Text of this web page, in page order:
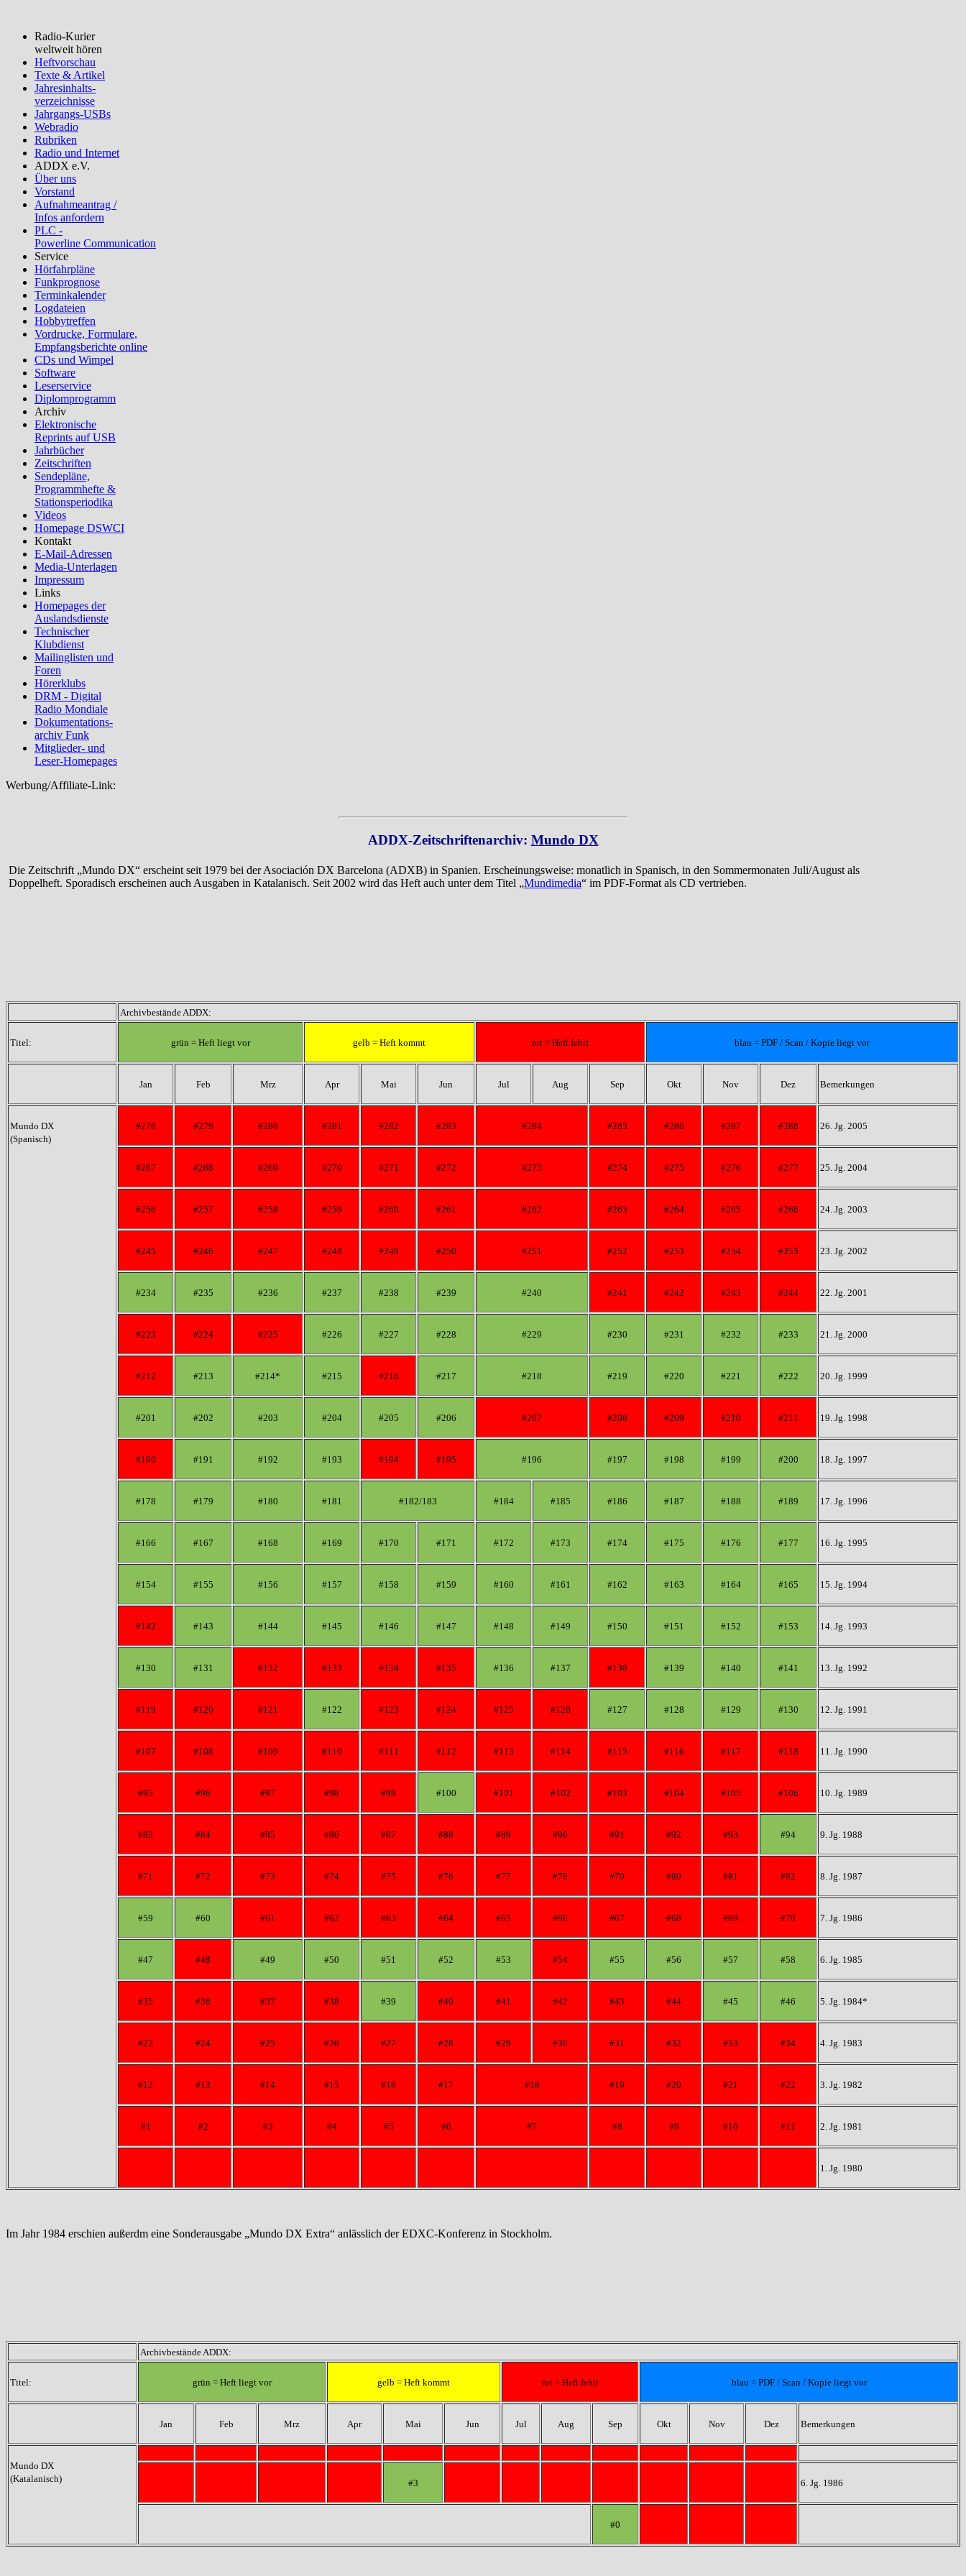
Radio-Kurier
weltweit hören
Heftvorschau
Texte & Artikel
Jahresinhalts-
verzeichnisse
Jahrgangs-USBs
Webradio
Rubriken
Radio und Internet
ADDX e.V.
Über uns
Vorstand
Aufnahmeantrag /
Infos anfordern
PLC -
Powerline Communication
Service
Hörfahrpläne
Funkprognose
Terminkalender
Logdateien
Hobbytreffen
Vordrucke, Formulare,
Empfangsberichte online
CDs und Wimpel
Software
Leserservice
Diplomprogramm
Archiv
Elektronische
Reprints auf USB
Jahrbücher
Zeitschriften
Sendepläne,
Programmhefte &
Stationsperiodika
Videos
Homepage DSWCI
Kontakt
E-Mail-Adressen
Media-Unterlagen
Impressum
Links
Homepages der
Auslandsdienste
Technischer
Klubdienst
Mailinglisten und
Foren
Hörerklubs
DRM - Digital
Radio Mondiale
Dokumentations-
archiv Funk
Mitglieder- und
Leser-Homepages
Werbung/Affiliate-Link:
ADDX-Zeitschriftenarchiv: Mundo DX
Die Zeitschrift „Mundo DX“ erscheint seit 1979 bei der Asociación DX Barcelona (ADXB) in Spanien. Erscheinungsweise: monatlich in Spanisch, in den Sommermonaten Juli/August als
Doppelheft. Sporadisch erscheinen auch Ausgaben in Katalanisch. Seit 2002 wird das Heft auch unter dem Titel „Mundimedia“ im PDF-Format als CD vertrieben.
Archivbestände ADDX:
Titel: grün = Heft liegt vor gelb = Heft kommt rot = Heft fehlt blau = PDF / Scan / Kopie liegt vor
Jan Feb Mrz Apr Mai Jun Jul Aug Sep Okt Nov Dez Bemerkungen
Mundo DX
(Spanisch)
#278 #279 #280 #281 #282 #283 #284 #285 #286 #287 #288 26. Jg. 2005
#267 #268 #269 #270 #271 #272 #273 #274 #275 #276 #277 25. Jg. 2004
#256 #257 #258 #259 #260 #261 #262 #263 #264 #265 #266 24. Jg. 2003
#245 #246 #247 #248 #249 #250 #251 #252 #253 #254 #255 23. Jg. 2002
#234 #235 #236 #237 #238 #239 #240 #241 #242 #243 #244 22. Jg. 2001
#223 #224 #225 #226 #227 #228 #229 #230 #231 #232 #233 21. Jg. 2000
#212 #213 #214* #215 #216 #217 #218 #219 #220 #221 #222 20. Jg. 1999
#201 #202 #203 #204 #205 #206 #207 #208 #209 #210 #211 19. Jg. 1998
#190 #191 #192 #193 #194 #195 #196 #197 #198 #199 #200 18. Jg. 1997
#178 #179 #180 #181 #182/183 #184 #185 #186 #187 #188 #189 17. Jg. 1996
#166 #167 #168 #169 #170 #171 #172 #173 #174 #175 #176 #177 16. Jg. 1995
#154 #155 #156 #157 #158 #159 #160 #161 #162 #163 #164 #165 15. Jg. 1994
#142 #143 #144 #145 #146 #147 #148 #149 #150 #151 #152 #153 14. Jg. 1993
#130 #131 #132 #133 #134 #135 #136 #137 #138 #139 #140 #141 13. Jg. 1992
#119 #120 #121 #122 #123 #124 #125 #126 #127 #128 #129 #130 12. Jg. 1991
#107 #108 #109 #110 #111 #112 #113 #114 #115 #116 #117 #118 11. Jg. 1990
#95 #96 #97 #98 #99 #100 #101 #102 #103 #104 #105 #106 10. Jg. 1989
#83 #84 #85 #86 #87 #88 #89 #90 #91 #92 #93 #94 9. Jg. 1988
#71 #72 #73 #74 #75 #76 #77 #78 #79 #80 #81 #82 8. Jg. 1987
#59 #60 #61 #62 #63 #64 #65 #66 #67 #68 #69 #70 7. Jg. 1986
#47 #48 #49 #50 #51 #52 #53 #54 #55 #56 #57 #58 6. Jg. 1985
#35 #36 #37 #38 #39 #40 #41 #42 #43 #44 #45 #46 5. Jg. 1984*
#23 #24 #25 #26 #27 #28 #29 #30 #31 #32 #33 #34 4. Jg. 1983
#12 #13 #14 #15 #16 #17 #18 #19 #20 #21 #22 3. Jg. 1982
#1 #2 #3 #4 #5 #6 #7 #8 #9 #10 #11 2. Jg. 1981
1. Jg. 1980
Im Jahr 1984 erschien außerdm eine Sonderausgabe „Mundo DX Extra“ anlässlich der EDXC-Konferenz in Stockholm.
Archivbestände ADDX:
Titel: grün = Heft liegt vor gelb = Heft kommt rot = Heft fehlt blau = PDF / Scan / Kopie liegt vor
Jan Feb Mrz Apr Mai Jun Jul Aug Sep Okt Nov Dez Bemerkungen
Mundo DX
(Katalanisch)
#3 6. Jg. 1986
#0